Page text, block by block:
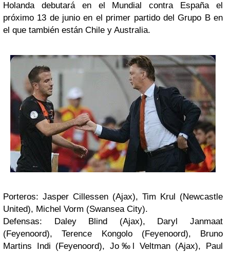
Holanda debutará en el Mundial contra España el
próximo 13 de junio en el primer partido del Grupo B en
el que también están Chile y Australia.
Porteros: Jasper Cillessen (Ajax), Tim Krul (Newcastle
United), Michel Vorm (Swansea City).
Defensas: Daley Blind (Ajax), Daryl Janmaat
(Feyenoord), Terence Kongolo (Feyenoord), Bruno
Martins Indi (Feyenoord), Jo‰l Veltman (Ajax), Paul